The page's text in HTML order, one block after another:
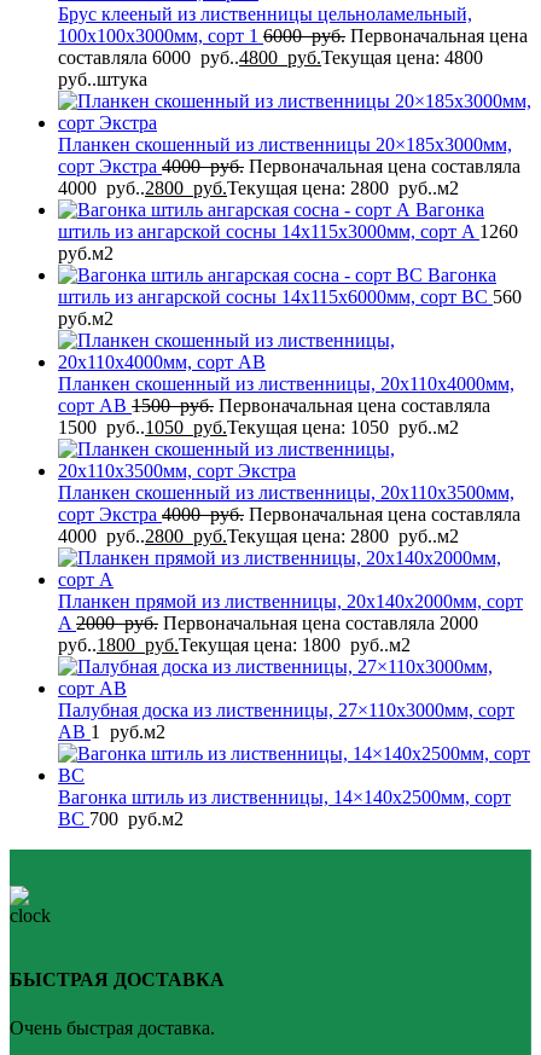
Брус клееный из лиственницы цельноламельный,
100x100x3000мм, сорт 1 6000руб. Первоначальная цена
составляла 6000 руб..4800 руб.Текущая цена: 4800
руб..штука
Планкен скошенный из лиственницы 20×185x3000мм,
сорт Экстра 4000руб. Первоначальная цена составляла
4000 руб..2800 руб.Текущая цена: 2800 руб..м2
Вагонка
штиль из ангарской сосны 14x115x3000мм, сорт A 1260
руб.м2
Вагонка
штиль из ангарской сосны 14x115x6000мм, сорт BC 560
руб.м2
Планкен скошенный из лиственницы, 20x110x4000мм,
сорт AB 1500руб. Первоначальная цена составляла
1500 руб..1050 руб.Текущая цена: 1050 руб..м2
Планкен скошенный из лиственницы, 20x110x3500мм,
сорт Экстра 4000руб. Первоначальная цена составляла
4000 руб..2800 руб.Текущая цена: 2800 руб..м2
Планкен прямой из лиственницы, 20x140x2000мм, сорт
A 2000руб. Первоначальная цена составляла 2000
руб..1800 руб.Текущая цена: 1800 руб..м2
Палубная доска из лиственницы, 27×110x3000мм, сорт
AB 1 руб.м2
Вагонка штиль из лиственницы, 14×140x2500мм, сорт
BС 700 руб.м2
БЫСТРАЯ ДОСТАВКА
Очень быстрая доставка.